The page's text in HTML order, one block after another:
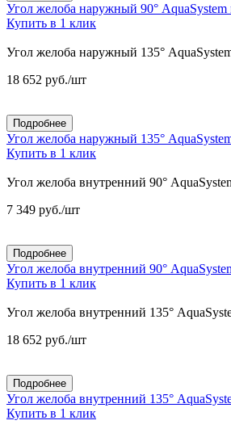
Угол желоба наружный 90° AquaSystem
Купить в 1 клик
Угол желоба наружный 135°
18 652 руб./шт
Подробнее
Угол желоба наружный 135°
Купить в 1 клик
Угол желоба внутренний 90°
7 349 руб./шт
Подробнее
Угол желоба внутренний 90°
Купить в 1 клик
Угол желоба внутренний 135°
18 652 руб./шт
Подробнее
Угол желоба внутренний 135°
Купить в 1 клик